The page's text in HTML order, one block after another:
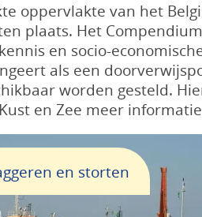
oppervlakte van het
plaats. Het
en socio-
als een
worden gesteld.
en Zee meer
en storten